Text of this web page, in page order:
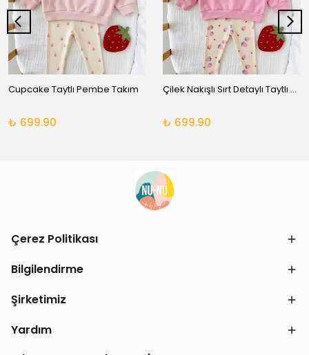
Cupcake Taytlı Pembe Takım
₺ 699.90
Çilek Nakışlı Sırt Detaylı Taytlı Takım
₺ 699.90
Çerez Politikası
Bilgilendirme
Şirketimiz
Yardım